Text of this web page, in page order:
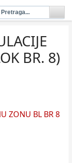
BR. 8)
ZONU BL BR 8